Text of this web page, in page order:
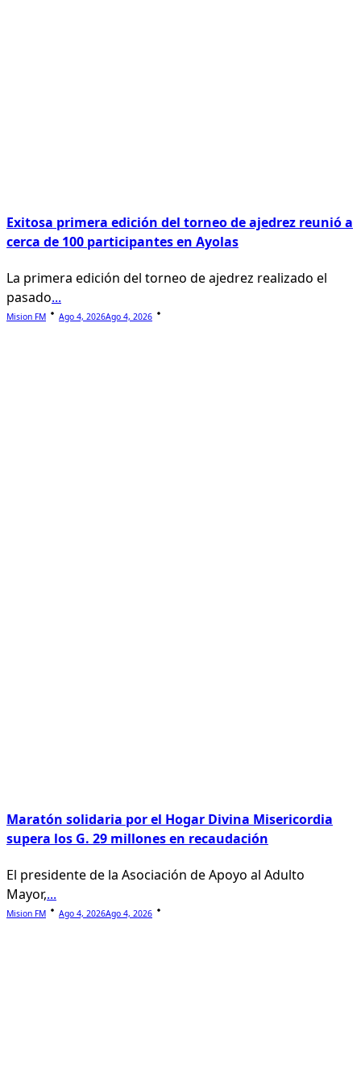
Exitosa primera edición del torneo de ajedrez reunió a
cerca de 100 participantes en Ayolas
La primera edición del torneo de ajedrez realizado el
pasado...
Mision FM Ago 4, 2026Ago 4, 2026
Maratón solidaria por el Hogar Divina Misericordia
supera los G. 29 millones en recaudación
El presidente de la Asociación de Apoyo al Adulto
Mayor,...
Mision FM Ago 4, 2026Ago 4, 2026